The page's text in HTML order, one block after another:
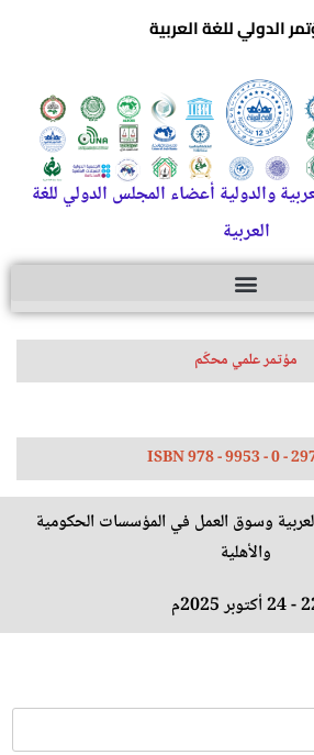
الدولي للغة العربية
والدولية أعضاء المجلس الدولي للغة
العربية
مؤتمر علمي محكّم
ISBN 978 - 9953 - 0 -
العربية وسوق العمل في المؤسسات الحكومية
والأهلية
2025م